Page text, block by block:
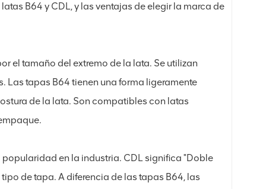
B64 y CDL, y las ventajas de elegir la marca de
el tamaño del extremo de la lata. Se utilizan
Las tapas B64 tienen una forma ligeramente
de la lata. Son compatibles con latas
en la industria. CDL significa "Doble
de tapa. A diferencia de las tapas B64, las